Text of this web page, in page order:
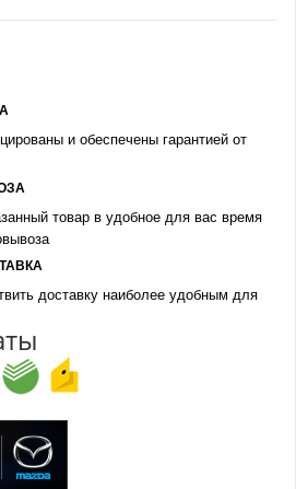
и обеспечены гарантией от
товар в удобное для вас время
доставку наиболее удобным для